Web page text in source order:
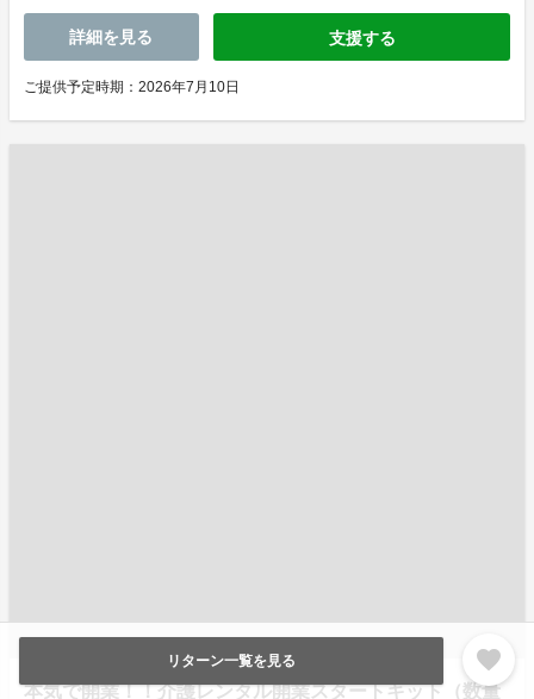
リターン一覧を見る favorite
詳細を見る 支援する
ご提供予定時期：2026年7月10日
本気で開業！！介護レンタル開業スタートキット（数量